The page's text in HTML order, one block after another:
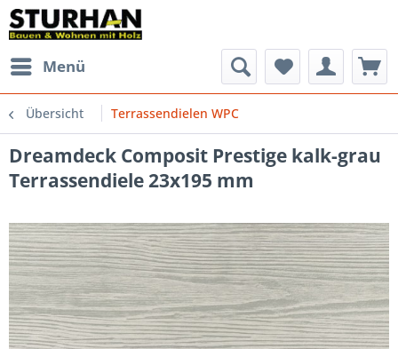
Menü
Übersicht Terrassendielen WPC
Dreamdeck Composit Prestige kalk-grau
Terrassendiele 23x195 mm